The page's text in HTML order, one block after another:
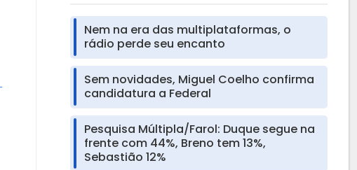
Nem na era das multiplataformas, o
rádio perde seu encanto
Sem novidades, Miguel Coelho confirma
candidatura a Federal
Pesquisa Múltipla/Farol: Duque segue na
frente com 44%, Breno tem 13%,
Sebastião 12%